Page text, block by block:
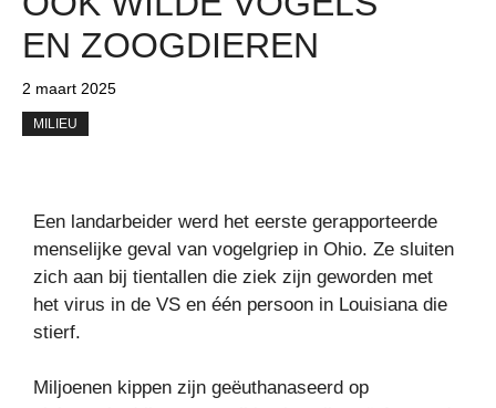
EN ZOOGDIEREN
2 maart 2025
MILIEU
Een landarbeider werd het eerste gerapporteerde
menselijke geval van vogelgriep in Ohio. Ze sluiten
zich aan bij tientallen die ziek zijn geworden met
het virus in de VS en één persoon in Louisiana die
stierf.
Miljoenen kippen zijn geëuthanaseerd op